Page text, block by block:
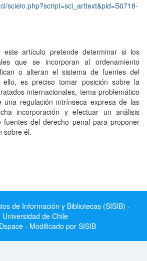
scielo.php?script=sci_arttext&pid=S0718-
artículo pretende determinar si los
que se incorporan al ordenamiento
o alteran el sistema de fuentes del
ello, es preciso tomar posición sobre la
internacionales, tema problemático
una regulación intrínseca expresa de las
incorporación y efectuar un análisis
del derecho penal para proponer
sobre él.
de Información y Bibliotecas (SISIB) -
Universidad de Chile
- Modificado por SISIB